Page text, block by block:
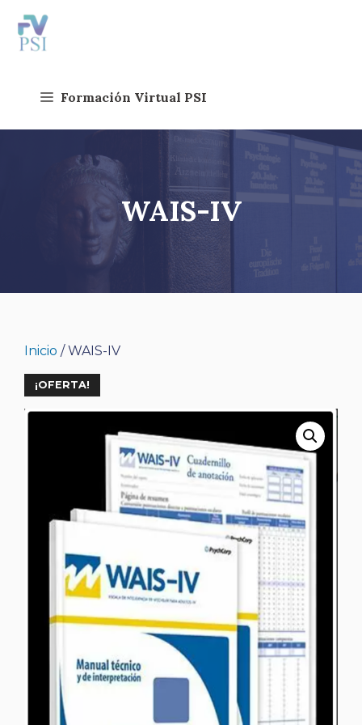
contenido
Formación Virtual PSI
WAIS-IV
Inicio / WAIS-IV
¡OFERTA!